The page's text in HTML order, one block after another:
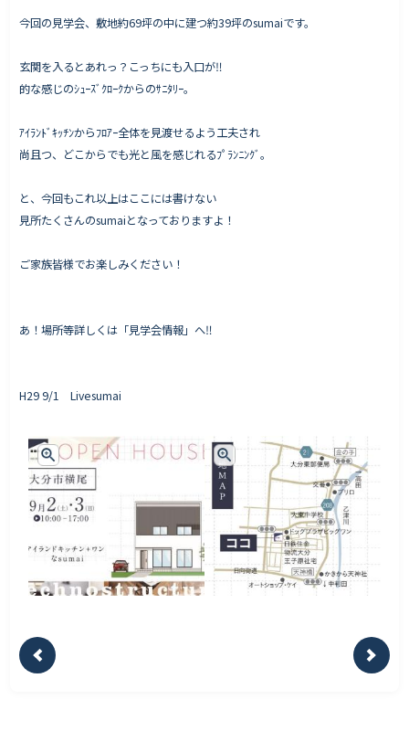
完成案内
よくいただくご質問
お役立ちコラム
会社情報
スタッフ紹介
Staff ブログ&News
今回の見学会、敷地約69坪の中に建つ約39坪のsumaiです。
玄関を入るとあれっ？こっちにも入口が‼
的な感じのｼｭｰｽﾞｸﾛｰｸからのｻﾆﾀﾘｰ。
ｱｲﾗﾝﾄﾞｷｯﾁﾝからﾌﾛｱｰ全体を見渡せるよう工夫され
尚且つ、どこからでも光と風を感じれるﾌﾟﾗﾝﾆﾝｸﾞ。
と、今回もこれ以上はここには書けない
見所たくさんのsumaiとなっておりますよ！
ご家族皆様でお楽しみください！
あ！場所等詳しくは「見学会情報」へ‼
H29 9/1 Livesumai